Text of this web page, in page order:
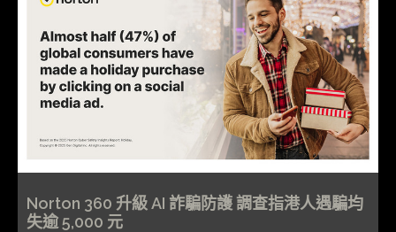
Norton 360 升級 AI 詐騙防護 調查指港人遇騙均
失逾 5,000 元